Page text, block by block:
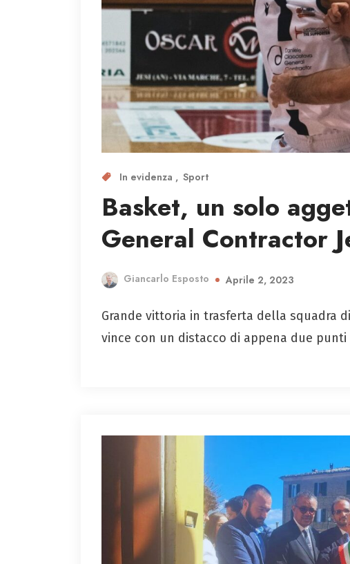
In evidenza Sport
Basket, un solo
General Contractor
Giancarlo Esposto Aprile 2, 2023
Grande vittoria in trasferta della squadra
vince con un distacco di appena due punti